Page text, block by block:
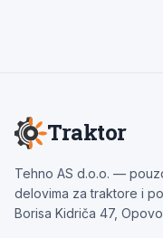
Traktor
Tehno AS d.o.o. —
delovima za traktore i
Borisa Kidriča 47,